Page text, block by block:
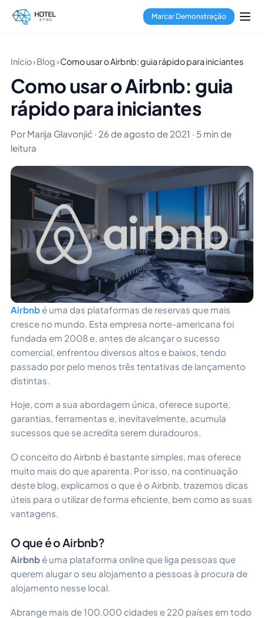
Marcar Demonstração
Início›Blog›Como usar o Airbnb: guia rápido para iniciantes
Como usar o Airbnb: guia
rápido para iniciantes
Por Marija Glavonjić · 26 de agosto de 2021 · 5 min de
leitura
Airbnb é uma das plataformas de reservas que mais
cresce no mundo. Esta empresa norte-americana foi
fundada em 2008 e, antes de alcançar o sucesso
comercial, enfrentou diversos altos e baixos, tendo
passado por pelo menos três tentativas de lançamento
distintas.
Hoje, com a sua abordagem única, oferece suporte,
garantias, ferramentas e, inevitavelmente, acumula
sucessos que se acredita serem duradouros.
O conceito do Airbnb é bastante simples, mas oferece
muito mais do que aparenta. Por isso, na continuação
deste blog, explicamos o que é o Airbnb, trazemos dicas
úteis para o utilizar de forma eficiente, bem como as suas
vantagens.
O que é o Airbnb?
Airbnb é uma plataforma online que liga pessoas que
querem alugar o seu alojamento a pessoas à procura de
alojamento nesse local.
Abrange mais de 100.000 cidades e 220 países em todo